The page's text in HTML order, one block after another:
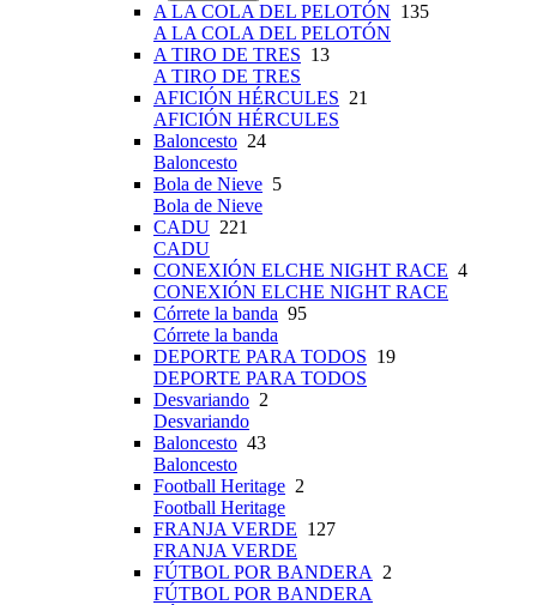
A LA COLA DEL PELOTÓN 135
A LA COLA DEL PELOTÓN
A TIRO DE TRES 13
A TIRO DE TRES
AFICIÓN HÉRCULES 21
AFICIÓN HÉRCULES
Baloncesto 24
Baloncesto
Bola de Nieve 5
Bola de Nieve
CADU 221
CADU
CONEXIÓN ELCHE NIGHT RACE 4
CONEXIÓN ELCHE NIGHT RACE
Córrete la banda 95
Córrete la banda
DEPORTE PARA TODOS 19
DEPORTE PARA TODOS
Desvariando 2
Desvariando
Baloncesto 43
Baloncesto
Football Heritage 2
Football Heritage
FRANJA VERDE 127
FRANJA VERDE
FÚTBOL POR BANDERA 2
FÚTBOL POR BANDERA